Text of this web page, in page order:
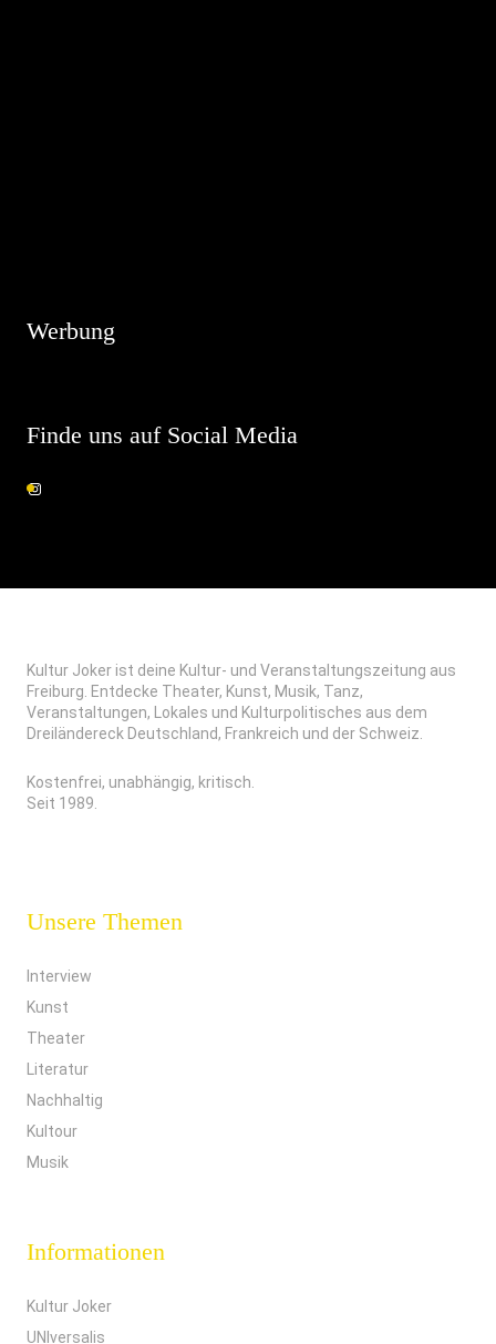
Werbung
Finde uns auf Social Media
Kultur Joker ist deine Kultur- und Veranstaltungszeitung aus
Freiburg. Entdecke Theater, Kunst, Musik, Tanz,
Veranstaltungen, Lokales und Kulturpolitisches aus dem
Dreiländereck Deutschland, Frankreich und der Schweiz.
Kostenfrei, unabhängig, kritisch.
Seit 1989.
Unsere Themen
Interview
Kunst
Theater
Literatur
Nachhaltig
Kultour
Musik
Informationen
Kultur Joker
UNIversalis